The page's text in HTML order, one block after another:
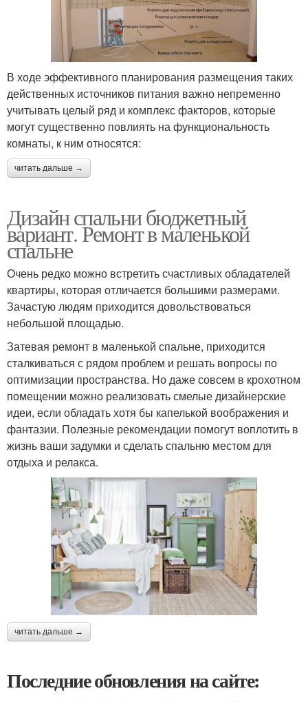
В ходе эффективного планирования размещения таких
действенных источников питания важно непременно
учитывать целый ряд и комплекс факторов, которые
могут существенно повлиять на функциональность
комнаты, к ним относятся:
читать дальше →
Дизайн спальни бюджетный
вариант. Ремонт в маленькой
спальне
Очень редко можно встретить счастливых обладателей
квартиры, которая отличается большими размерами.
Зачастую людям приходится довольствоваться
небольшой площадью.
Затевая ремонт в маленькой спальне, приходится
сталкиваться с рядом проблем и решать вопросы по
оптимизации пространства. Но даже совсем в крохотном
помещении можно реализовать смелые дизайнерские
идеи, если обладать хотя бы капелькой воображения и
фантазии. Полезные рекомендации помогут воплотить в
жизнь ваши задумки и сделать спальню местом для
отдыха и релакса.
читать дальше →
Последние обновления на сайте: